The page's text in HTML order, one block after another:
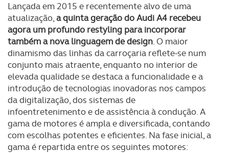
Lançada em 2015 e recentemente alvo de uma
atualização,a quinta geração do Audi A4 recebeu
agora um profundo restyling para incorporar
também a nova linguagem de design. O maior
dinamismo das linhas da carroçaria reflete-se num
conjunto mais atraente, enquanto no interior de
elevada qualidade se destaca a funcionalidade e a
introdução de tecnologias inovadoras nos campos
da digitalização, dos sistemas de
infoentretenimento e de assistência à condução. A
gama de motores é ampla e diversificada, contando
com escolhas potentes e eficientes. Na fase inicial, a
gama é repartida entre os seguintes motores: